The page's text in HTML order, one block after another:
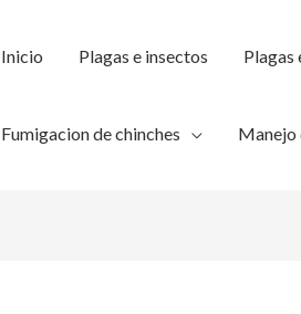
Inicio Plagas e insectos Plagas
Fumigacion de chinches Manejo